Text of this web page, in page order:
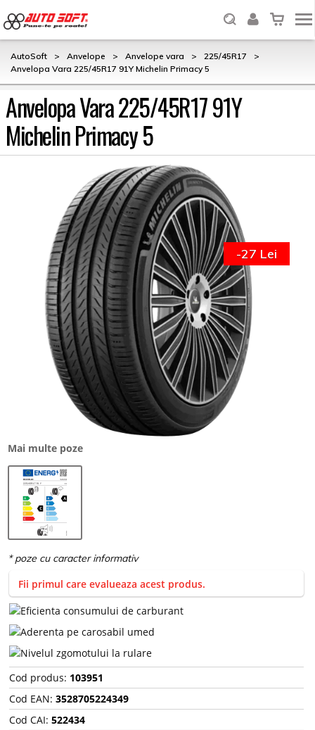
AutoSoft > Anvelope > Anvelope vara > 225/45R17
>
Anvelopa Vara 225/45R17 91Y Michelin Primacy 5
Anvelopa Vara 225/45R17 91Y
Michelin Primacy 5
Mai multe poze
-27 Lei
Fii primul care evalueaza acest produs.
Cod produs: 103951
Cod EAN: 3528705224349
Cod CAI: 522434